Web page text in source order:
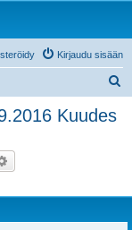
Kirjaudu sisään
Kuudes